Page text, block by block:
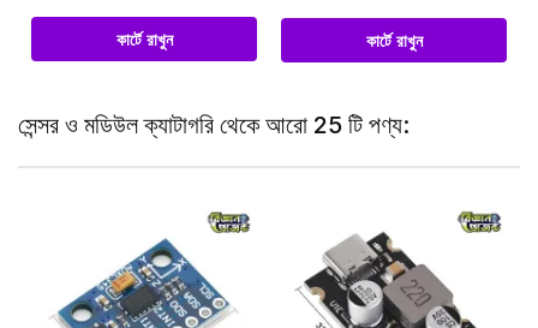
কার্টে রাখুন কার্টে রাখুন
সেন্সর ও মডিউল ক্যাটাগরি থেকে আরো 25 টি পণ্য: